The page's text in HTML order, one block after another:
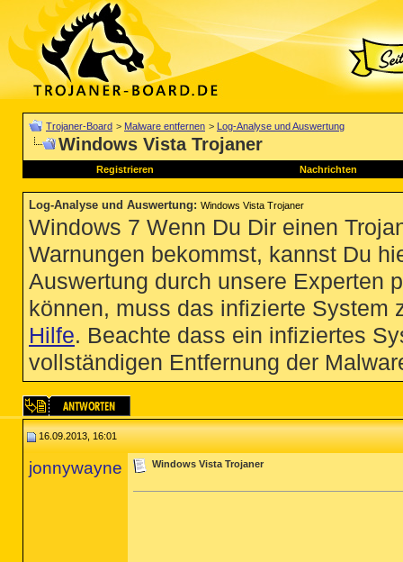
Trojaner-Board > Malware entfernen > Log-Analyse und Auswertung
Windows Vista Trojaner
Registrieren Nachrichten
Log-Analyse und Auswertung: Windows Vista Trojaner
Windows 7 Wenn Du Dir einen
Warnungen bekommst, kannst Du
Auswertung durch unsere Experten
können, muss das infizierte System
Hilfe. Beachte dass ein infiziertes
vollständigen Entfernung der
16.09.2013, 16:01
jonnywayne Windows Vista Trojaner